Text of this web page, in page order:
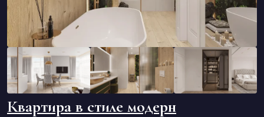
Квартира в стиле модерн